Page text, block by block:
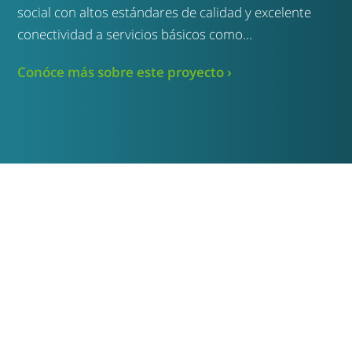
social con altos estándares de calidad y excelente
conectividad a servicios básicos como...
Conóce más sobre este proyecto ›